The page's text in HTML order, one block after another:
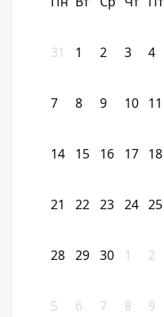
31 1 2 3 4
7 8 9 10 11
14 15 16 17 18
21 22 23 24 25
28 29 30 1 2
5 6 7 8 9